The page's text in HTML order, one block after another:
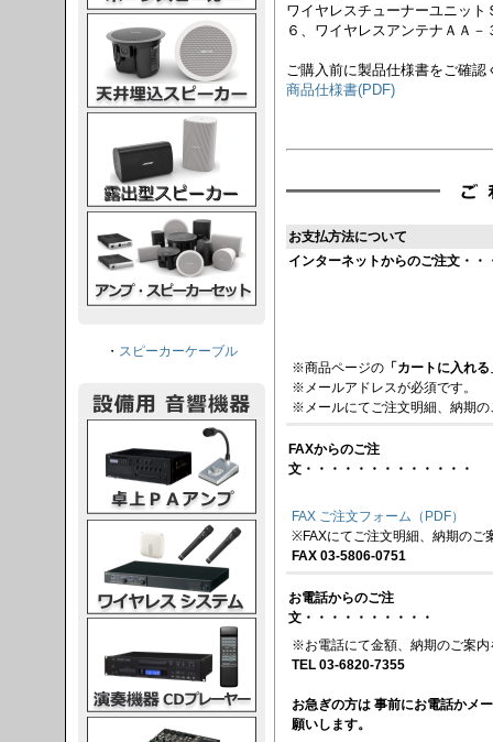
ワイヤレスチューナーユニッ
６、ワイヤレスアンテナＡＡ－
ご購入前に製品仕様書をご確認
商品仕様書(PDF)
お支払方法について
インターネットからのご注文・・
※商品ページの 「カートに入れる
※メールアドレスが必須です。
※メールにてご注文明細、納期
FAXからのご注
文・・・・・・・・・・・・・
FAX ご注文フォーム（PDF）
※FAXにてご注文明細、納期のご
FAX 03-5806-0751
お電話からのご注
文・・・・・・・・・・
※お電話にて金額、納期のご案内
TEL 03-6820-7355
お急ぎの方は 事前にお電話かメ
願いします。
・ スピーカーケーブル